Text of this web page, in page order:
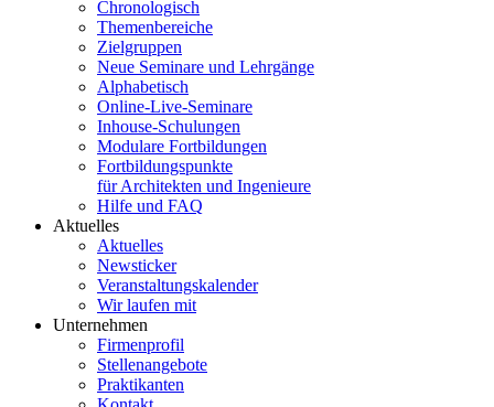
Chronologisch
Themenbereiche
Zielgruppen
Neue Seminare und Lehrgänge
Alphabetisch
Online-Live-Seminare
Inhouse-Schulungen
Modulare Fortbildungen
Fortbildungspunkte
für Architekten und Ingenieure
Hilfe und FAQ
Aktuelles
Aktuelles
Newsticker
Veranstaltungskalender
Wir laufen mit
Unternehmen
Firmenprofil
Stellenangebote
Praktikanten